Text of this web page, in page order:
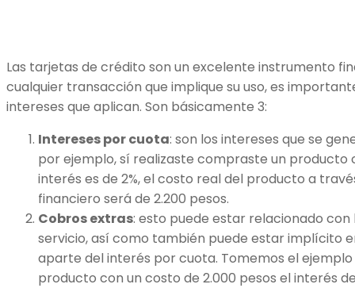
Las tarjetas de crédito son un excelente instrumento
cualquier transacción que implique su uso, es
intereses que aplican. Son básicamente 3:
Intereses por cuota: son los intereses que se
por ejemplo, sí realizaste compraste un producto
interés es de 2%, el costo real del producto a
financiero será de 2.200 pesos.
Cobros extras: esto puede estar relacionado
servicio, así como también puede estar implícito
aparte del interés por cuota. Tomemos el
producto con un costo de 2.000 pesos el interés